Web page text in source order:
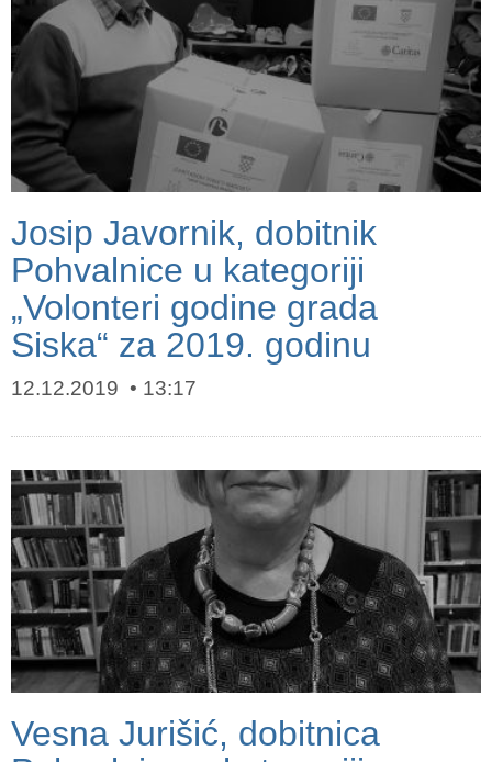
Josip Javornik, dobitnik
Pohvalnice u kategoriji
„Volonteri godine grada
Siska“ za 2019. godinu
12.12.2019 13:17
Vesna Jurišić, dobitnica